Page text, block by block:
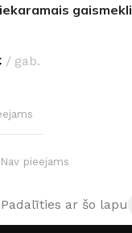
gab.
Nav pieejams
/ W 90 lm / W
Padalīties ar šo lapu: